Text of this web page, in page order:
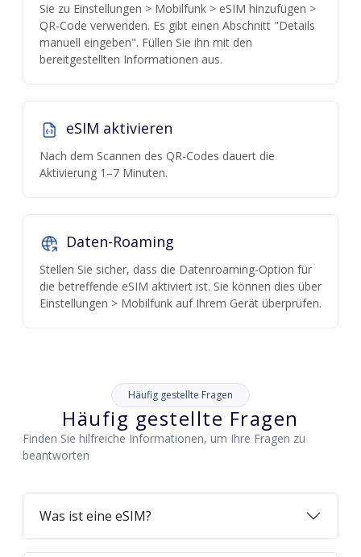
Sie zu Einstellungen > Mobilfunk > eSIM hinzufügen >
QR-Code verwenden. Es gibt einen Abschnitt "Details
manuell eingeben". Füllen Sie ihn mit den
bereitgestellten Informationen aus.
eSIM aktivieren
Nach dem Scannen des QR-Codes dauert die
Aktivierung 1–7 Minuten.
Daten-Roaming
Stellen Sie sicher, dass die Datenroaming-Option für
die betreffende eSIM aktiviert ist. Sie können dies über
Einstellungen > Mobilfunk auf Ihrem Gerät überprüfen.
Häufig gestellte Fragen
Häufig gestellte Fragen
Finden Sie hilfreiche Informationen, um Ihre Fragen zu
beantworten
Was ist eine eSIM?